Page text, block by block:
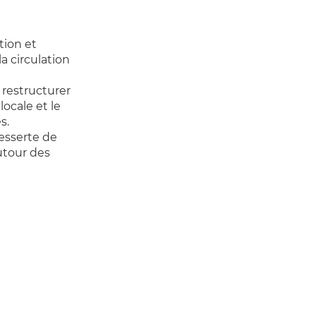
et
circulation
restructurer
et le
de
des